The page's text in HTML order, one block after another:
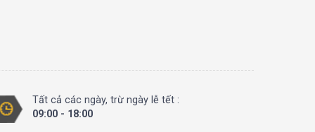
Tất cả các ngày, trừ ngày lễ tết :
09:00 - 18:00